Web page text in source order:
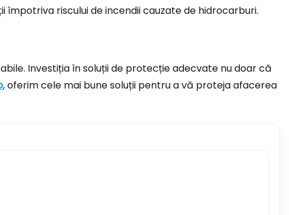
riscului de incendii cauzate de hidrocarburi.
Investiția în soluții de protecție adecvate nu doar că
, oferim cele mai bune soluții pentru a vă proteja afacerea